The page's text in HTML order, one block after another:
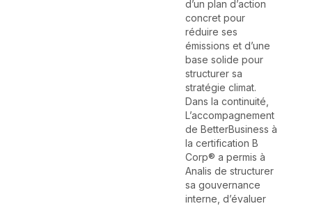
d’un plan d’action
concret pour
réduire ses
émissions et d’une
base solide pour
structurer sa
stratégie climat.
Dans la continuité,
L’accompagnement
de BetterBusiness à
la certification B
Corp® a permis à
Analis de structurer
sa gouvernance
interne, d’évaluer